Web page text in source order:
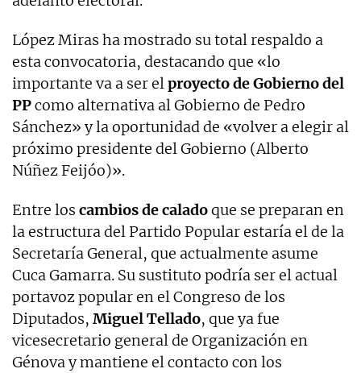
López Miras ha mostrado su total respaldo a
esta convocatoria, destacando que «lo
importante va a ser elproyecto de Gobierno del
PPcomo alternativa al Gobierno de Pedro
Sánchez» y la oportunidad de «volver a elegir al
próximo presidente del Gobierno (Alberto
Núñez Feijóo)».
Entre los cambios de caladoque se preparan en
la estructura del Partido Popular estaría el de la
Secretaría General, que actualmente asume
Cuca Gamarra. Su sustituto podría ser el actual
portavoz popular en el Congreso de los
Diputados, Miguel Tellado, que ya fue
vicesecretario general de Organización en
Génova y mantiene el contacto con los